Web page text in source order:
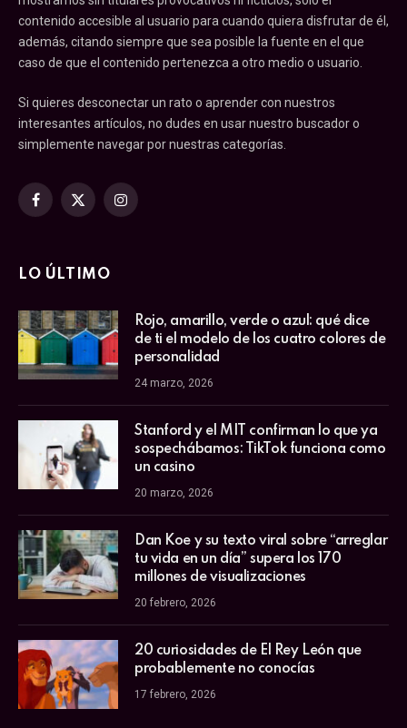
contenido accesible al usuario para cuando quiera disfrutar de él,
además, citando siempre que sea posible la fuente en el que
caso de que el contenido pertenezca a otro medio o usuario.
Si quieres desconectar un rato o aprender con nuestros
interesantes artículos, no dudes en usar nuestro buscador o
simplemente navegar por nuestras categorías.
Facebook
X
Instagram
LO ÚLTIMO
Rojo, amarillo, verde o azul: qué dice
de ti el modelo de los cuatro colores de
personalidad
24 marzo, 2026
Stanford y el MIT confirman lo que ya
sospechábamos: TikTok funciona como
un casino
20 marzo, 2026
Dan Koe y su texto viral sobre “arreglar
tu vida en un día” supera los 170
millones de visualizaciones
20 febrero, 2026
20 curiosidades de El Rey León que
probablemente no conocías
17 febrero, 2026